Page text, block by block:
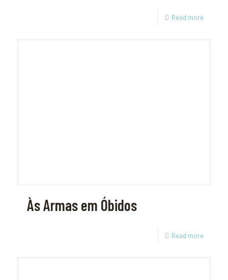
Read more
Às Armas em Óbidos
Read more